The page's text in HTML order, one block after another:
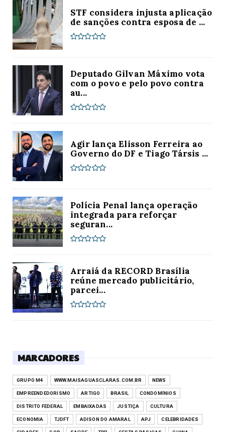
STF considera injusta aplicação
de sanções contra esposa de ...
Deputado Gilvan Máximo vota
com o povo e pelo povo contra
au...
Agir lança Elisson Ferreira ao
Governo do DF e Tiago Társis ...
Polícia Penal lança operação
integrada para reforçar
seguran...
Arraiá da RECORD Brasília
reúne mercado publicitário,
parcei...
MARCADORES
GRUPO M4 WWW.MAISAGUASCLARAS.COM.BR NEWS
EMPREENDEDORISMO ARTIGO BRASIL CONDOMÍNIOS
DISTRITO FEDERAL EMBAIXADAS JUSTIÇA CULTURA
ECONOMIA TJDFT ADISON DO AMARAL APJ CELEBRIDADES